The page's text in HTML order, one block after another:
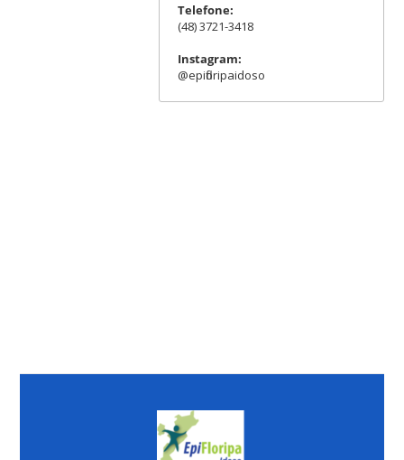
Telefone:
(48) 3721-3418
Instagram:
@epifloripaidoso